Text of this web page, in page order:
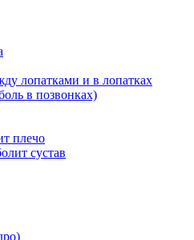
лопатками и в лопатках
в позвонках)
плечо
сустав